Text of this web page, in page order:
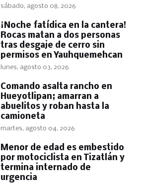
sábado, agosto 08, 2026
​¡Noche fatídica en la cantera!
Rocas matan a dos personas
tras desgaje de cerro sin
permisos en Yauhquemehcan
lunes, agosto 03, 2026
Comando asalta rancho en
Hueyotlipan; amarran a
abuelitos y roban hasta la
camioneta
martes, agosto 04, 2026
Menor de edad es embestido
por motociclista en Tizatlán y
termina internado de
urgencia